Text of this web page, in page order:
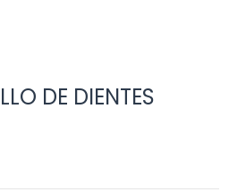
DE DIENTES